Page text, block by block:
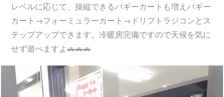
レベルに応じて、操縦できるバギーカートも増えバギー
カート→フォーミュラーカート→ドリフトラジコンとス
テップアップできます。冷暖房完備ですので天候を気に
せず遊べますよ🚗🚗🚗